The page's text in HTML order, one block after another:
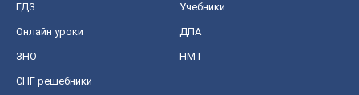
ГДЗ Учебники
Онлайн уроки ДПА
ЗНО НМТ
СНГ решебники